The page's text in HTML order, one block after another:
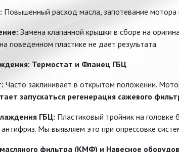
Повышенный расход масла, запотевание мотора
Замена клапанной крышки в сборе на
поведенном пластике не дает результата.
Термостат и Фланец ГБЦ
Часто заклинивает в открытом положении.
запускаться регенерация сажевого
ГБЦ: Пластиковый тройник на головке
антифриз. Мы выявляем это при опрессовке
фильтра (КМФ) и Навесное